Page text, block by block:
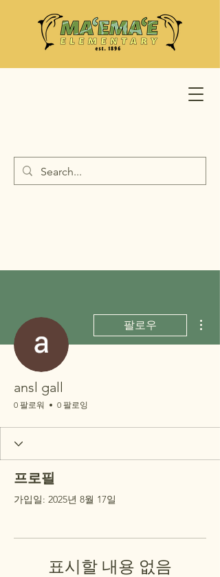
팔로우
ansl gall
0 팔로워 0 팔로잉
프로필
가입일: 2025년 8월 17일
표시할 내용 없음